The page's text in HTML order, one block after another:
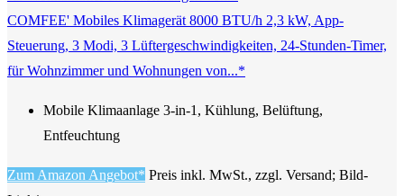
COMFEE' Mobiles Klimagerät 8000 BTU/h 2,3 kW, App-
Steuerung, 3 Modi, 3 Lüftergeschwindigkeiten, 24-Stunden-Timer,
für Wohnzimmer und Wohnungen von...*
Mobile Klimaanlage 3-in-1, Kühlung, Belüftung,
Entfeuchtung
Zum Amazon Angebot* Preis inkl. MwSt., zzgl. Versand; Bild-